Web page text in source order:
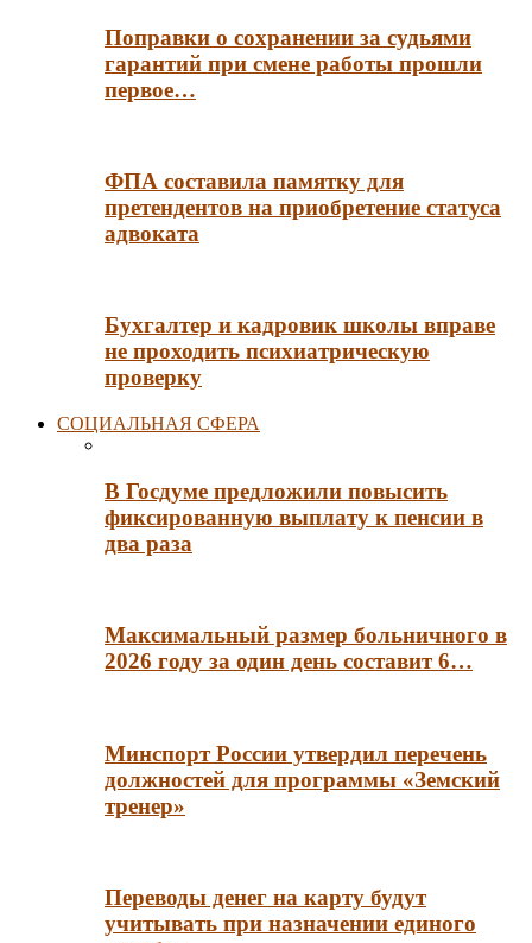
Поправки о сохранении за судьями
гарантий при смене работы прошли
первое…
ФПА составила памятку для
претендентов на приобретение статуса
адвоката
Бухгалтер и кадровик школы вправе
не проходить психиатрическую
проверку
СОЦИАЛЬНАЯ СФЕРА
В Госдуме предложили повысить
фиксированную выплату к пенсии в
два раза
Максимальный размер больничного в
2026 году за один день составит 6…
Минспорт России утвердил перечень
должностей для программы «Земский
тренер»
Переводы денег на карту будут
учитывать при назначении единого